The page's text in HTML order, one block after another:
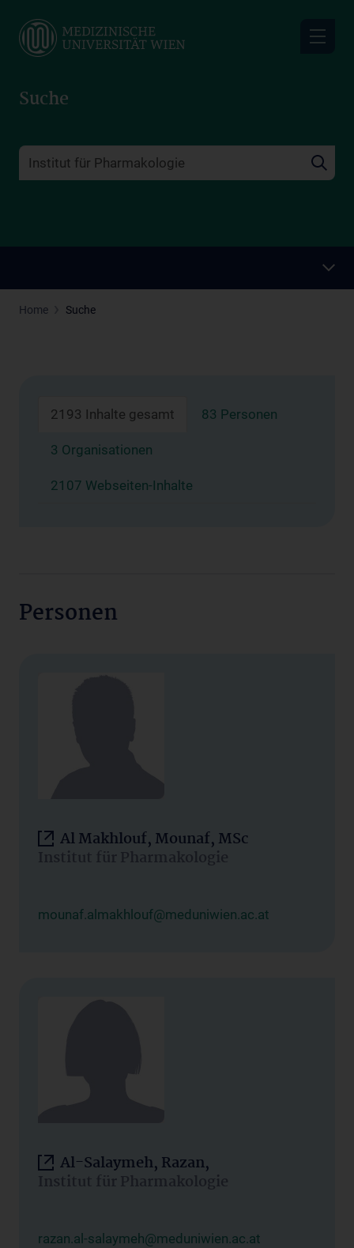
main
Suche
Home Suche
2193 Inhalte gesamt 83 Personen
3 Organisationen
2107 Webseiten-Inhalte
Personen
Al Makhlouf, Mounaf, MSc
Institut für Pharmakologie
mounaf.almakhlouf@meduniwien.ac.at
Al-Salaymeh, Razan,
Institut für Pharmakologie
razan.al-salaymeh@meduniwien.ac.at